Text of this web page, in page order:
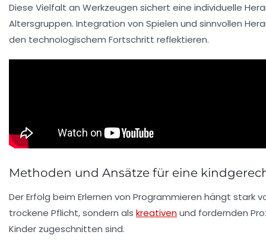
Diese Vielfalt an Werkzeugen sichert eine individuelle
Altersgruppen. Integration von Spielen und sinnvollen
den technologischem Fortschritt reflektieren.
Methoden und Ansätze für eine
Der Erfolg beim Erlernen von Programmieren hängt
trockene Pflicht, sondern als kreativenund fordernden
Kinder zugeschnitten sind.